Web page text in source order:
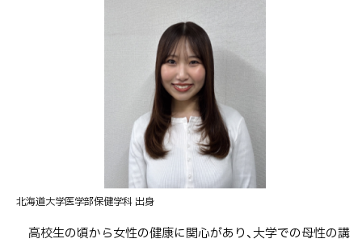
北海道大学医学部保健学科 出身
高校生の頃から女性の健康に関心があり、大学での母性の講